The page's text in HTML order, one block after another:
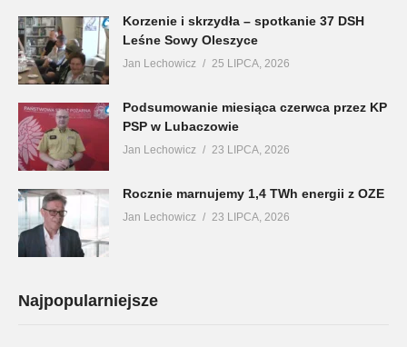
Korzenie i skrzydła – spotkanie 37 DSH
Leśne Sowy Oleszyce
Jan Lechowicz 25 LIPCA, 2026
Podsumowanie miesiąca czerwca przez KP
PSP w Lubaczowie
Jan Lechowicz 23 LIPCA, 2026
Rocznie marnujemy 1,4 TWh energii z OZE
Jan Lechowicz 23 LIPCA, 2026
Najpopularniejsze